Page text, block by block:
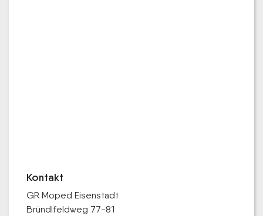
Kontakt
GR Moped Eisenstadt
Bründlfeldweg 77-81